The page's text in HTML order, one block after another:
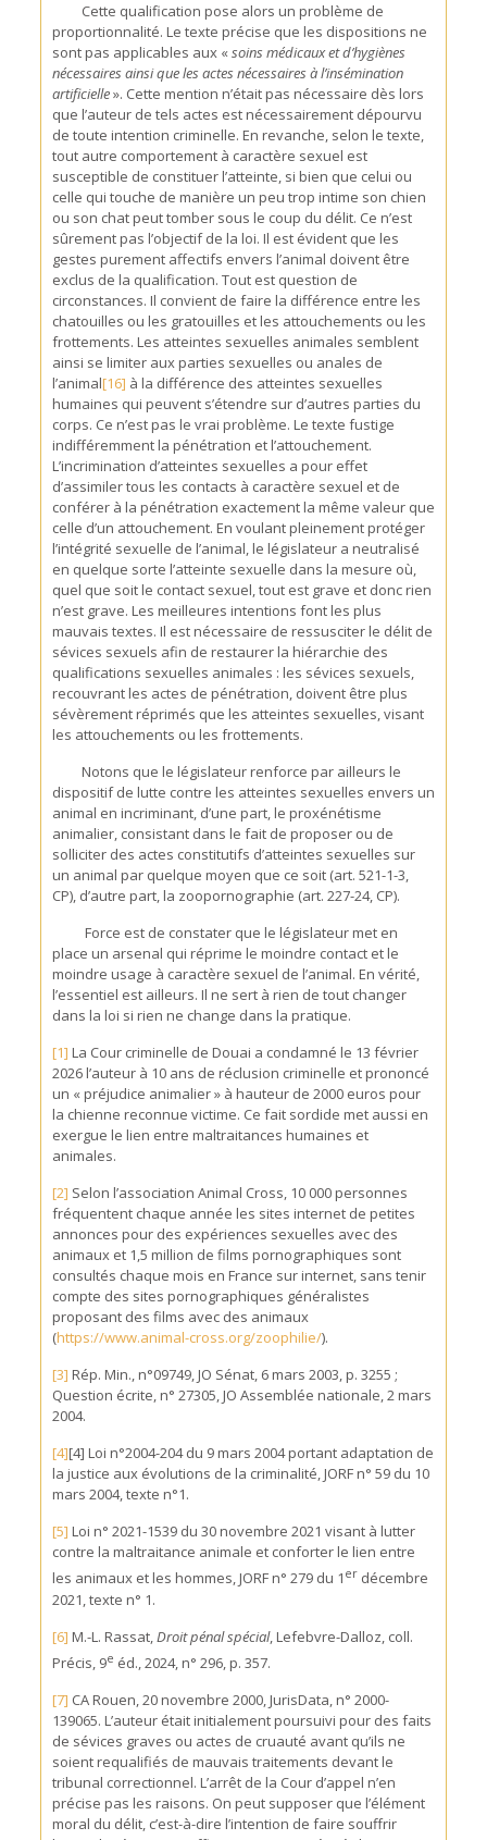
Cette qualification pose alors un problème de
proportionnalité. Le texte précise que les dispositions ne
sont pas applicables aux «soins médicaux et d’hygiènes
nécessaires ainsi que les actes nécessaires à l’insémination
artificielle». Cette mention n’était pas nécessaire dès lors
que l’auteur de tels actes est nécessairement dépourvu
de toute intention criminelle. En revanche, selon le texte,
tout autre comportement à caractère sexuel est
susceptible de constituer l’atteinte, si bien que celui ou
celle qui touche de manière un peu trop intime son chien
ou son chat peut tomber sous le coup du délit. Ce n’est
sûrement pas l’objectif de la loi. Il est évident que les
gestes purement affectifs envers l’animal doivent être
exclus de la qualification. Tout est question de
circonstances. Il convient de faire la différence entre les
chatouilles ou les gratouilles et les attouchements ou les
frottements. Les atteintes sexuelles animales semblent
ainsi se limiter aux parties sexuelles ou anales de
l’animal[16] à la différence des atteintes sexuelles
humaines qui peuvent s’étendre sur d’autres parties du
corps. Ce n’est pas le vrai problème. Le texte fustige
indifféremment la pénétration et l’attouchement.
L’incrimination d’atteintes sexuelles a pour effet
d’assimiler tous les contacts à caractère sexuel et de
conférer à la pénétration exactement la même valeur que
celle d’un attouchement. En voulant pleinement protéger
l’intégrité sexuelle de l’animal, le législateur a neutralisé
en quelque sorte l’atteinte sexuelle dans la mesure où,
quel que soit le contact sexuel, tout est grave et donc rien
n’est grave. Les meilleures intentions font les plus
mauvais textes. Il est nécessaire de ressusciter le délit de
sévices sexuels afin de restaurer la hiérarchie des
qualifications sexuelles animales : les sévices sexuels,
recouvrant les actes de pénétration, doivent être plus
sévèrement réprimés que les atteintes sexuelles, visant
les attouchements ou les frottements.
Notons que le législateur renforce par ailleurs le
dispositif de lutte contre les atteintes sexuelles envers un
animal en incriminant, d’une part, le proxénétisme
animalier, consistant dans le fait de proposer ou de
solliciter des actes constitutifs d’atteintes sexuelles sur
un animal par quelque moyen que ce soit (art. 521-1-3,
CP), d’autre part, la zoopornographie (art. 227-24, CP).
Force est de constater que le législateur met en
place un arsenal qui réprime le moindre contact et le
moindre usage à caractère sexuel de l’animal. En vérité,
l’essentiel est ailleurs. Il ne sert à rien de tout changer
dans la loi si rien ne change dans la pratique.
[1] La Cour criminelle de Douai a condamné le 13 février
2026 l’auteur à 10 ans de réclusion criminelle et prononcé
un « préjudice animalier » à hauteur de 2000 euros pour
la chienne reconnue victime. Ce fait sordide met aussi en
exergue le lien entre maltraitances humaines et
animales.
[2] Selon l’association Animal Cross, 10 000 personnes
fréquentent chaque année les sites internet de petites
annonces pour des expériences sexuelles avec des
animaux et 1,5 million de films pornographiques sont
consultés chaque mois en France sur internet, sans tenir
compte des sites pornographiques généralistes
proposant des films avec des animaux
(https://www.animal-cross.org/zoophilie/).
[3] Rép. Min., n°09749, JO Sénat, 6 mars 2003, p. 3255 ;
Question écrite, n° 27305, JO Assemblée nationale, 2 mars
2004.
[4][4] Loi n°2004-204 du 9 mars 2004 portant adaptation de
la justice aux évolutions de la criminalité, JORF n° 59 du 10
mars 2004, texte n°1.
[5] Loi n° 2021-1539 du 30 novembre 2021 visant à lutter
contre la maltraitance animale et conforter le lien entre
les animaux et les hommes, JORF n° 279 du 1 erdécembre
2021, texte n° 1.
[6] M.-L. Rassat, Droit pénal spécial, Lefebvre-Dalloz, coll.
Précis, 9e éd., 2024, n° 296, p. 357.
[7] CA Rouen, 20 novembre 2000, JurisData, n° 2000-
139065. L’auteur était initialement poursuivi pour des faits
de sévices graves ou actes de cruauté avant qu’ils ne
soient requalifiés de mauvais traitements devant le
tribunal correctionnel. L’arrêt de la Cour d’appel n’en
précise pas les raisons. On peut supposer que l’élément
moral du délit, c’est-à-dire l’intention de faire souffrir